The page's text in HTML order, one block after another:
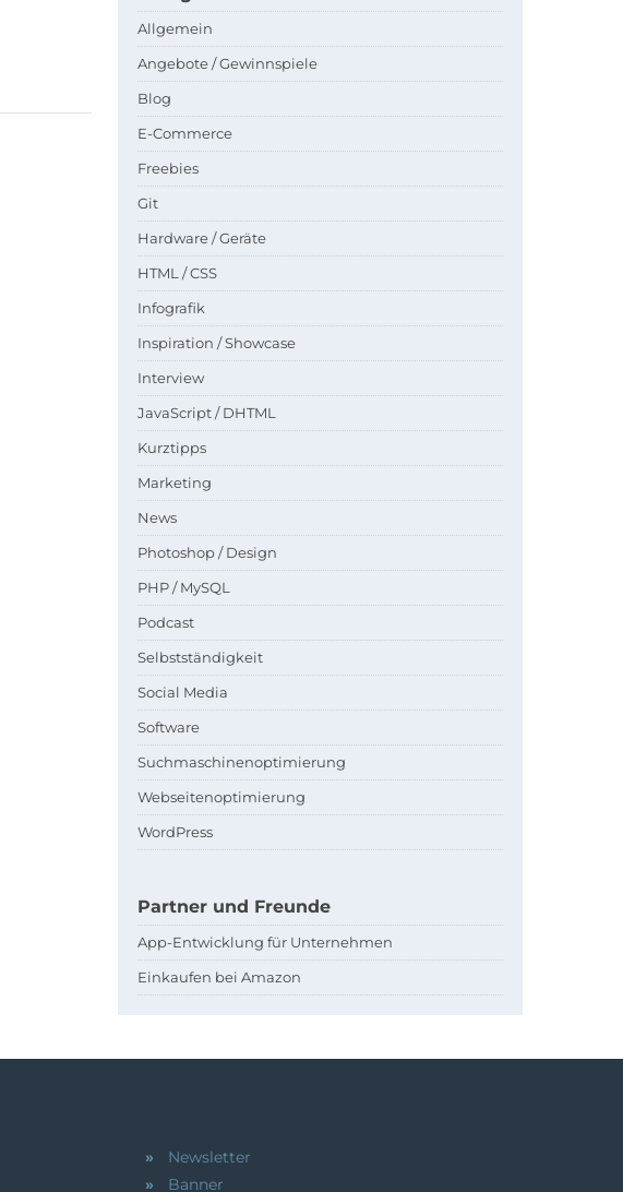
Allgemein
Angebote / Gewinnspiele
Blog
E-Commerce
Freebies
Git
Hardware / Geräte
HTML / CSS
Infografik
Inspiration / Showcase
Interview
JavaScript / DHTML
Kurztipps
Marketing
News
Photoshop / Design
PHP / MySQL
Podcast
Selbstständigkeit
Social Media
Software
Suchmaschinenoptimierung
Webseitenoptimierung
WordPress
Partner und Freunde
App-Entwicklung für Unternehmen
Einkaufen bei Amazon
Newsletter
Banner